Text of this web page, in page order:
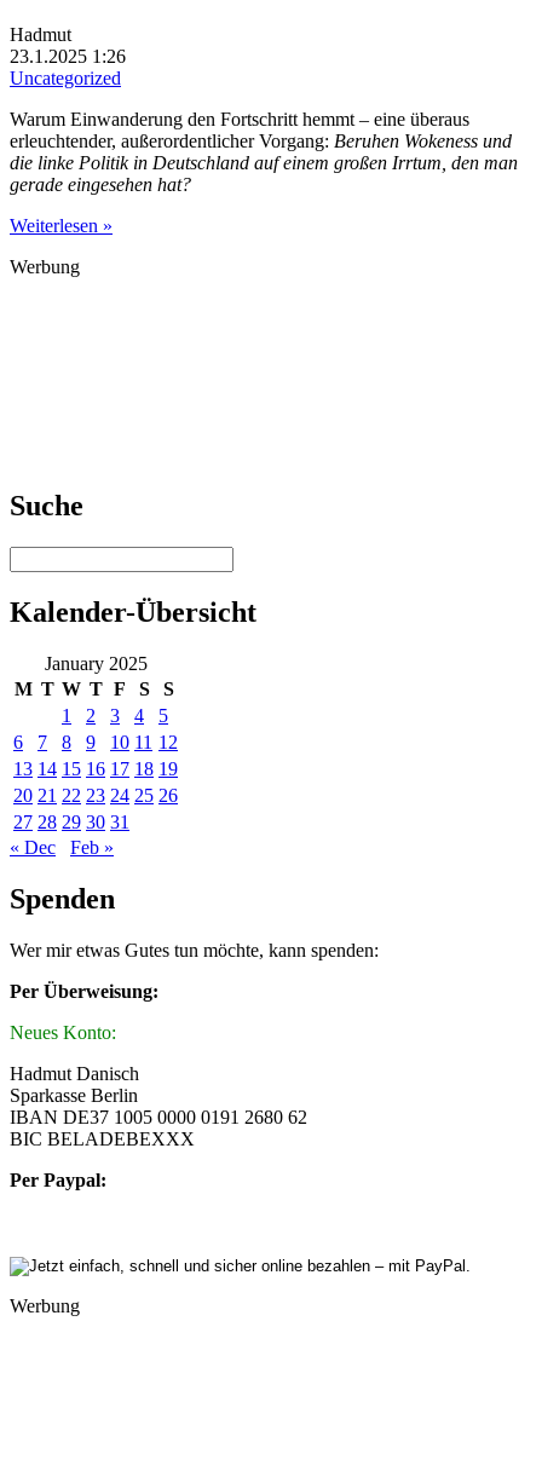
Hadmut
23.1.2025 1:26
Uncategorized
Warum Einwanderung den Fortschritt hemmt – eine überaus
erleuchtender, außerordentlicher Vorgang: Beruhen Wokeness und
die linke Politik in Deutschland auf einem großen Irrtum, den man
gerade eingesehen hat?
Weiterlesen »
Werbung
Suche
Kalender-Übersicht
January 2025
M T W T F S
S
1
2 3 4
5
6
7 8 9 10 11 12
13 14 15 16 17 18 19
20 21 22 23 24 25 26
27 28 29 30 31
« Dec
Feb »
Spenden
Wer mir etwas Gutes tun möchte, kann spenden:
Per Überweisung:
Neues Konto:
Hadmut Danisch
Sparkasse Berlin
IBAN DE37 1005 0000 0191 2680 62
BIC BELADEBEXXX
Per Paypal:
Werbung